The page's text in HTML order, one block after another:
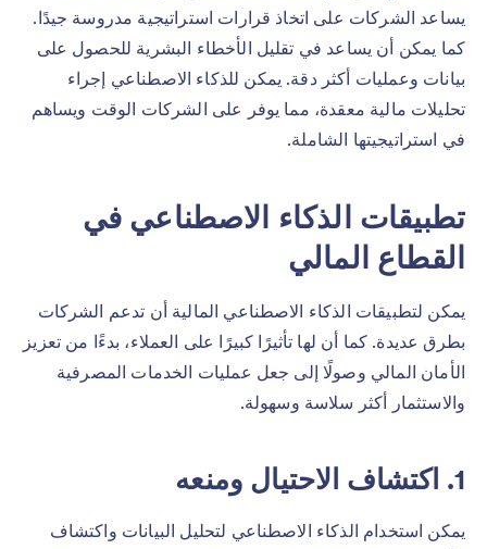
يساعد الشركات على اتخاذ قرارات استراتيجية مدروسة جيدًا.
كما يمكن أن يساعد في تقليل الأخطاء البشرية للحصول على
بيانات وعمليات أكثر دقة. يمكن للذكاء الاصطناعي إجراء
تحليلات مالية معقدة، مما يوفر على الشركات الوقت ويساهم
في استراتيجيتها الشاملة.
تطبيقات الذكاء الاصطناعي في
القطاع المالي
يمكن لتطبيقات الذكاء الاصطناعي المالية أن تدعم الشركات
بطرق عديدة. كما أن لها تأثيرًا كبيرًا على العملاء، بدءًا من تعزيز
الأمان المالي وصولًا إلى جعل عمليات الخدمات المصرفية
والاستثمار أكثر سلاسة وسهولة.
1. اكتشاف الاحتيال ومنعه
يمكن استخدام الذكاء الاصطناعي لتحليل البيانات واكتشاف